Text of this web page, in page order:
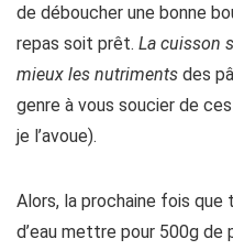
de déboucher une bonne
repas soit prêt. La cuisson
mieux les nutriments des
genre à vous soucier de
je l’avoue).
Alors, la prochaine fois
d’eau mettre pour 500g de